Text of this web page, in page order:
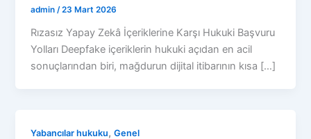
admin /23 Mart 2026
Rızasız Yapay Zekâ İçeriklerine Karşı Hukuki Başvuru
Yolları Deepfake içeriklerin hukuki açıdan en acil
sonuçlarından biri, mağdurun dijital itibarının kısa […]
Yabancılar hukuku,Genel